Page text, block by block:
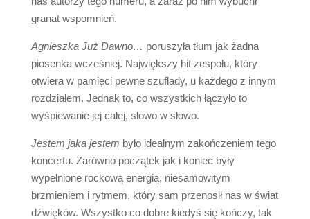
granat wspomnień.
Agnieszka Już Dawno… poruszyła tłum jak żadna
piosenka wcześniej. Największy hit zespołu, który
otwiera w pamięci pewne szuflady, u każdego z innym
rozdziałem. Jednak to, co wszystkich łączyło to
wyśpiewanie jej całej, słowo w słowo.
Jestem jaka jestem było idealnym zakończeniem tego
koncertu. Zarówno początek jak i koniec były
wypełnione rockową energią, niesamowitym
brzmieniem i rytmem, który sam przenosił nas w świat
dźwięków. Wszystko co dobre kiedyś się kończy, tak